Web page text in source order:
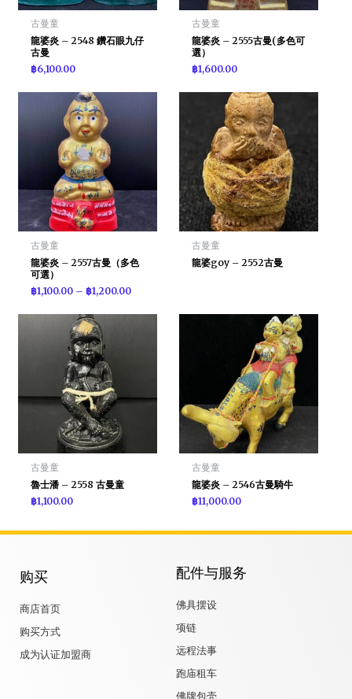
古曼童
龍婆炎 – 2548 鑽石眼九仔
古曼
฿6,100.00
古曼童
龍婆炎 – 2555古曼(多色可
選）
฿1,600.00
古曼童
龍婆炎 – 2557古曼（多色
可選）
฿1,100.00 – ฿1,200.00
古曼童
龍婆goy – 2552古曼
古曼童
魯士潘 – 2558 古曼童
฿1,100.00
古曼童
龍婆炎 – 2546古曼騎牛
฿11,000.00
购买
商店首页
购买方式
成为认证加盟商
配件与服务
佛具摆设
项链
远程法事
跑庙租车
佛牌包壳